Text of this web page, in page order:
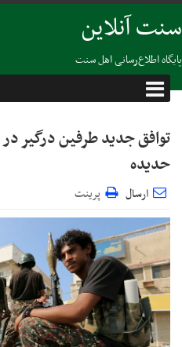
سنت آنلاین
پایگاه اطلاع‌رسانی اهل سنت
توافق جدید طرفین درگیر
حدیده
ارسال پرینت